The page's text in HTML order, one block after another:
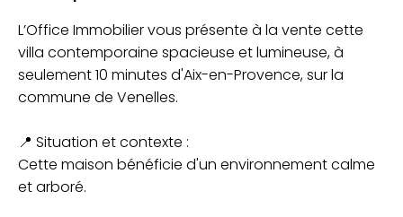
L’Office Immobilier vous présente à la vente cette
villa contemporaine spacieuse et lumineuse, à
seulement 10 minutes d'Aix-en-Provence, sur la
commune de Venelles.
📍 Situation et contexte :
Cette maison bénéficie d'un environnement calme
et arboré.